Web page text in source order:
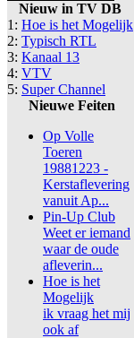
Nieuw in TV DB
1: Hoe is het Mogelijk
2: Typisch RTL
3: Kanaal 13
4: VTV
5: Super Channel
Nieuwe Feiten
Op Volle
Toeren
19881223 -
Kerstaflevering
vanuit Ap...
Pin-Up Club
Weet er iemand
waar de oude
afleverin...
Hoe is het
Mogelijk
ik vraag het mij
ook af